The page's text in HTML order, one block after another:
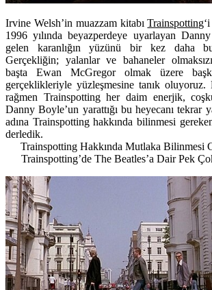
Irvine Welsh’in muazzam kitabıTrainspotting
1996 yılında beyazperdeye uyarlayan
gelen karanlığın yüzünü bir kez daha
Gerçekliğin; yalanlar ve bahaneler
başta Ewan McGregor olmak üzere
gerçeklikleriyle yüzleşmesine tanık oluyoruz.
rağmen Trainspotting her daim enerjik,
Danny Boyle’un yarattığı bu heyecanı tekrar
adına Trainspotting hakkında bilinmesi
derledik.
Trainspotting Hakkında Mutlaka Bilinmesi
Trainspotting’de The Beatles’a Dair Pek